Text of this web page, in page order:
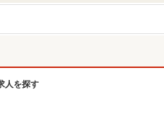
人を探す